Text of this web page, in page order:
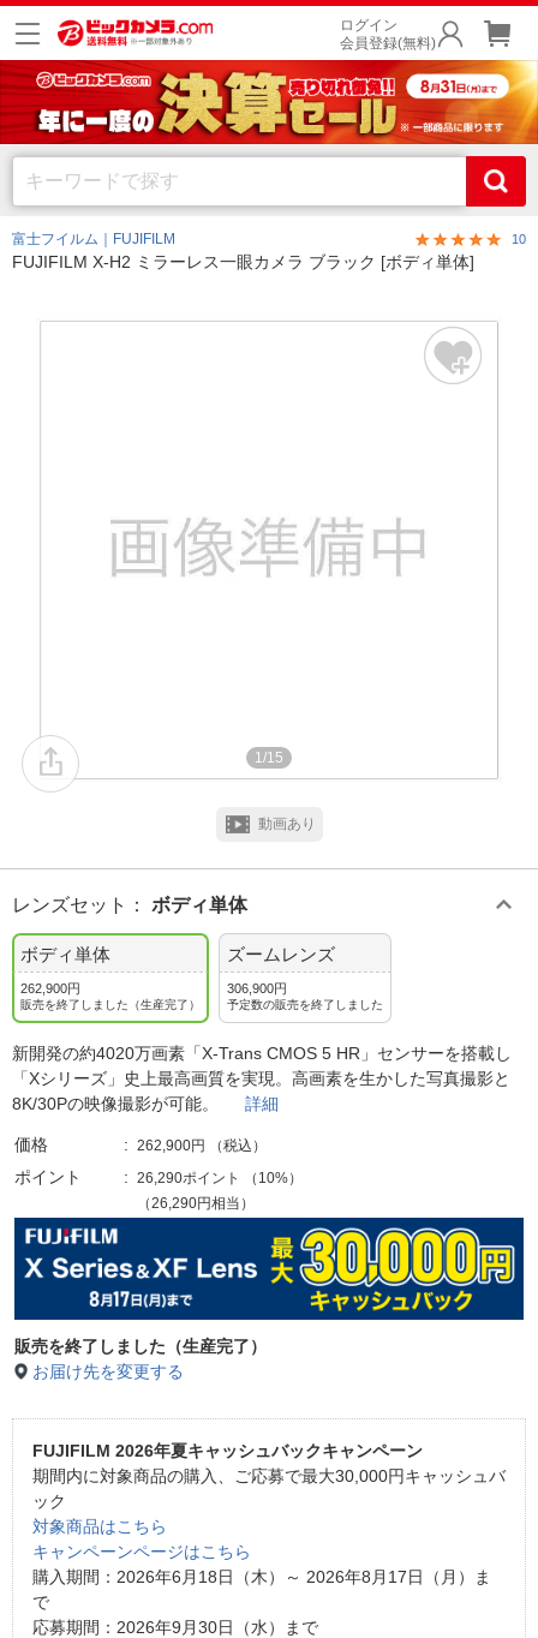
ログイン
会員登録(無料)
富士フイルム｜FUJIFILM 10
FUJIFILM X-H2 ミラーレス一眼カメラ ブラック [ボディ単体]
1/15
動画あり
レンズセット ： ボディ単体
ボディ単体
262,900円
販売を終了しました（生産完了）
ズームレンズ
306,900円
予定数の販売を終了しました
新開発の約4020万画素「X-Trans CMOS 5 HR」センサーを搭載し
「Xシリーズ」史上最高画質を実現。高画素を生かした写真撮影と
8K/30Pの映像撮影が可能。 詳細
価格 262,900円 （税込）
ポイント 26,290ポイント （ 10%）
（26,290円相当）
販売を終了しました（生産完了）
お届け先を変更する
FUJIFILM 2026年夏キャッシュバックキャンペーン
期間内に対象商品の購入、ご応募で最大30,000円キャッシュバ
ック
対象商品はこちら
キャンペーンページはこちら
購入期間：2026年6月18日（木）～ 2026年8月17日（月）ま
で
応募期間：2026年9月30日（水）まで